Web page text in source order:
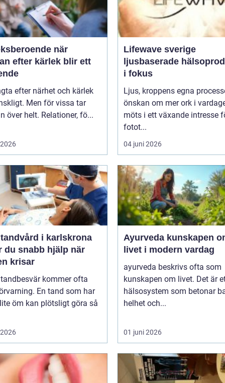
när
efter kärlek blir ett
efter närhet och kärlek
Men för vissa tar
över helt. Relationer, fö...
Lifewave sverige
ljusbaserade
i fokus
Ljus, kroppens egna
önskan om mer ork i
möts i ett växande intresse
fotot...
04 juni 2026
i karlskrona
du snabb hjälp när
krisar
kommer ofta
En tand som har
öm kan plötsligt göra så
Ayurveda kunskapen om
livet i modern vardag
ayurveda beskrivs ofta som
kunskapen om livet. Det är
hälsosystem som betonar
helhet och...
01 juni 2026